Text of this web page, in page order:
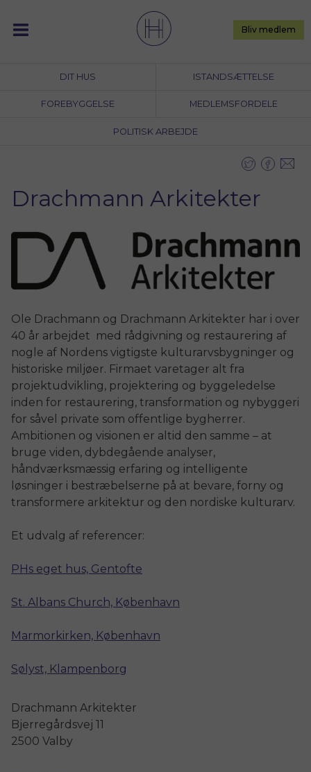
content
DIT HUS ISTANDSÆTTELSE
FOREBYGGELSE MEDLEMSFORDELE
POLITISK ARBEJDE
Bliv medlem
Drachmann Arkitekter
Ole Drachmann og Drachmann Arkitekter har i over
40 år arbejdet med rådgivning og restaurering af
nogle af Nordens vigtigste kulturarvsbygninger og
historiske miljøer. Firmaet varetager alt fra
projektudvikling, projektering og byggeledelse
inden for restaurering, transformation og nybyggeri
for såvel private som offentlige bygherrer.
Ambitionen og visionen er altid den samme – at
bruge viden, dybdegående analyser,
håndværksmæssig erfaring og intelligente
løsninger i bestræbelserne på at bevare, forny og
transformere arkitektur og den nordiske kulturarv.
Et udvalg af referencer:
PHs eget hus, Gentofte
St. Albans Church, København
Marmorkirken, København
Sølyst, Klampenborg
Drachmann Arkitekter
Bjerregårdsvej 11
2500 Valby